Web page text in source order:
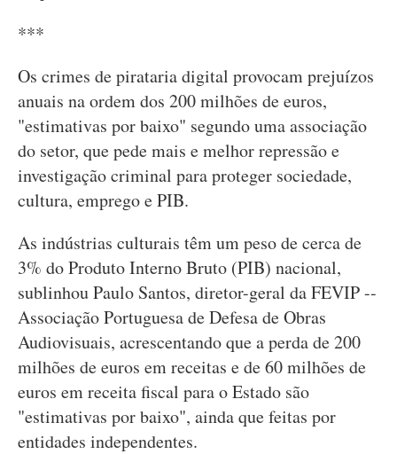
***
Os crimes de pirataria digital provocam prejuízos
anuais na ordem dos 200 milhões de euros,
"estimativas por baixo" segundo uma associação
do setor, que pede mais e melhor repressão e
investigação criminal para proteger sociedade,
cultura, emprego e PIB.
As indústrias culturais têm um peso de cerca de
3% do Produto Interno Bruto (PIB) nacional,
sublinhou Paulo Santos, diretor-geral da FEVIP --
Associação Portuguesa de Defesa de Obras
Audiovisuais, acrescentando que a perda de 200
milhões de euros em receitas e de 60 milhões de
euros em receita fiscal para o Estado são
"estimativas por baixo", ainda que feitas por
entidades independentes.